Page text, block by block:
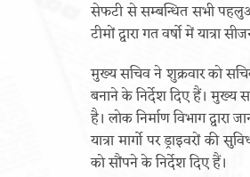
सेफटी से सम्बन्धित सभी
टीमों द्वारा गत वर्षो में
मुख्य सचिव ने शुक्रवार को
बनाने के निर्देश दिए हैं। मुख्य
है। लोक निर्माण विभाग
यात्रा मार्गो पर ड्राइवरों
को सौंपने के निर्देश दिए हैं।